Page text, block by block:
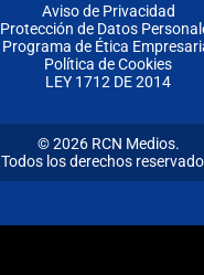
Aviso de Privacidad
Protección de Datos
Programa de Ética
Política de Cookies
LEY 1712 DE 2014
© 2026 RCN Medios.
Todos los derechos